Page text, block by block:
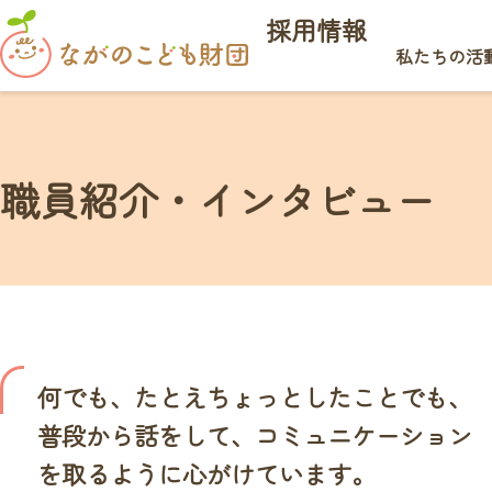
採用情報
私たちの活
職員紹介・インタビュー
何でも、たとえちょっとしたことでも、
普段から話をして、コミュニケーション
を取るように心がけています。